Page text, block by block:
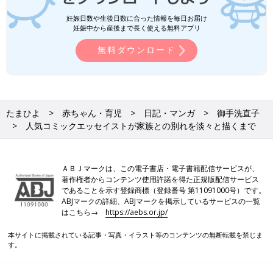
たまひよコミックス
さらにつっこみが止まらない育児日記
妊娠日数や生後日数に合った情報を毎日お届け
妊娠中から産後まで長く使える無料アプリ
無料ダウンロード
たまひよ 赤ちゃん・育児 日記・マンガ
御手洗直子
人気コミックエッセイストが家族との別れを淡々と描くまで
ＡＢＪマークは、この電子書店・電子書籍配信サービスが、
著作権者からコンテンツ使用許諾を得た正規版配信サービス
であることを示す登録商標（登録番号 第11091000号）です。
ABJマークの詳細、ABJマークを掲示しているサービスの一覧
はこちら→https://aebs.or.jp/
本サイトに掲載されている記事・写真・イラスト等のコンテンツの無断転載を禁じま
す。